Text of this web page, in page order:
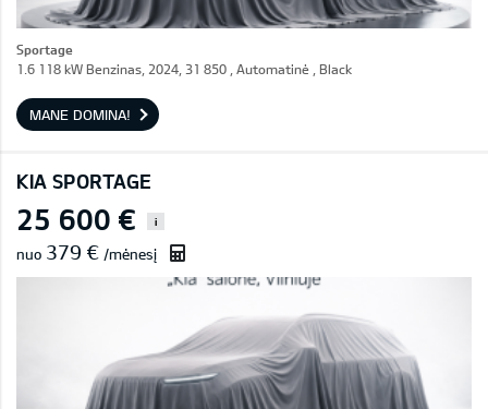
Sportage
1.6 118 kW Benzinas, 2024, 31 850 , Automatinė , Black
MANE DOMINA!
KIA SPORTAGE
25 600 € i
nuo 379 € /mėnesį